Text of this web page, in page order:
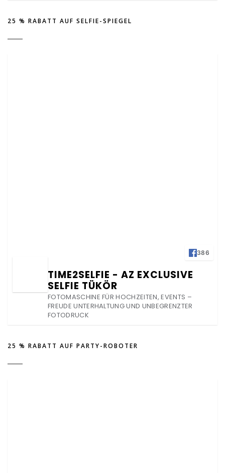
25 % RABATT AUF SELFIE-SPIEGEL
386
TIME2SELFIE - AZ EXCLUSIVE
SELFIE TÜKÖR
FOTOMASCHINE FÜR HOCHZEITEN, EVENTS –
FREUDE UNTERHALTUNG UND UNBEGRENZTER
FOTODRUCK
25 % RABATT AUF PARTY-ROBOTER